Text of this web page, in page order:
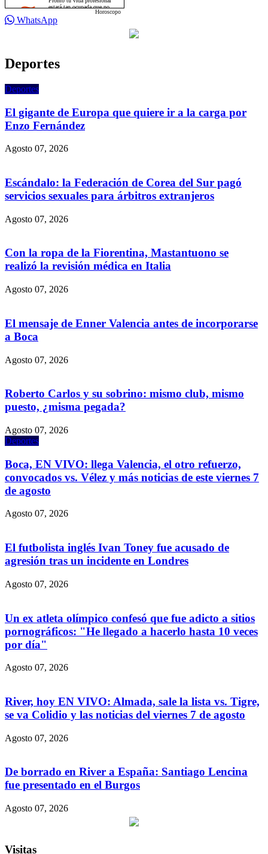
Horoscopo
WhatsApp
Deportes
Deportes
El gigante de Europa que quiere ir a la carga por
Enzo Fernández
Agosto 07, 2026
Escándalo: la Federación de Corea del Sur pagó
servicios sexuales para árbitros extranjeros
Agosto 07, 2026
Con la ropa de la Fiorentina, Mastantuono se
realizó la revisión médica en Italia
Agosto 07, 2026
El mensaje de Enner Valencia antes de incorporarse
a Boca
Agosto 07, 2026
Roberto Carlos y su sobrino: mismo club, mismo
puesto, ¿misma pegada?
Agosto 07, 2026
Deportes
Boca, EN VIVO: llega Valencia, el otro refuerzo,
convocados vs. Vélez y más noticias de este viernes 7
de agosto
Agosto 07, 2026
El futbolista inglés Ivan Toney fue acusado de
agresión tras un incidente en Londres
Agosto 07, 2026
Un ex atleta olímpico confesó que fue adicto a sitios
pornográficos: "He llegado a hacerlo hasta 10 veces
por día"
Agosto 07, 2026
River, hoy EN VIVO: Almada, sale la lista vs. Tigre,
se va Colidio y las noticias del viernes 7 de agosto
Agosto 07, 2026
De borrado en River a España: Santiago Lencina
fue presentado en el Burgos
Agosto 07, 2026
Visitas